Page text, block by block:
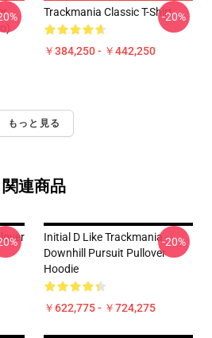
Trackmania Classic T-Shirt
￥384,250 - ￥442,250
-20%
もっと見る
関連商品
Initial D Like Trackmania -
Downhill Pursuit Pullover
Hoodie
￥622,775 - ￥724,275
-20%